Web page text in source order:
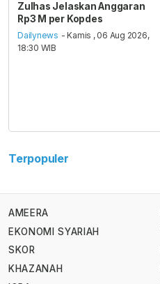
Zulhas Jelaskan Anggaran
Rp3 M per Kopdes
Dailynews - Kamis , 06 Aug 2026,
18:30 WIB
Terpopuler
AMEERA
EKONOMI SYARIAH
SKOR
KHAZANAH